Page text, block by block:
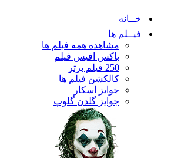
خــانه
فیــلم ها
مشاهده همه فیلم ها
باکس افیس فیلم
250 فیلم برتر
کالکشن فیلم ها
جوایز اسکار
جوایز گلدن گلوپ